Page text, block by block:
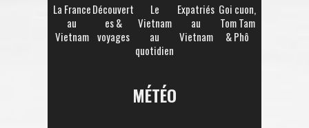
La France
au
Vietnam
Découvert
es &
voyages
Le
Vietnam
au
quotidien
Expatriés
au
Vietnam
Goi cuon,
Tom Tam
& Phô
MÉTÉO